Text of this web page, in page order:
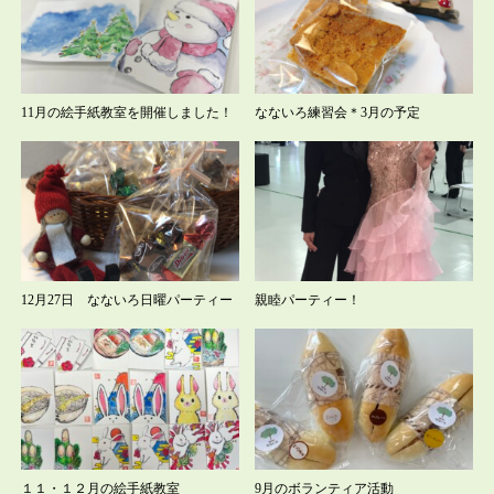
11月の絵手紙教室を開催しました！ なないろ練習会＊3月の予定
12月27日 なないろ日曜パーティー 親睦パーティー！
１１・１２月の絵手紙教室 9月のボランティア活動